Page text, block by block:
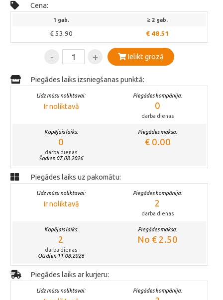
Cena:
1 gab.
€ 53.90
≥ 2 gab.
€ 48.51
- + Ielikt grozā
Piegādes laiks izsniegšanas punktā:
Līdz mūsu noliktavai:
Ir noliktavā
Piegādes kompānija:
0
darba dienas
Kopējais laiks:
0
darba dienas
Šodien 07.08.2026
Piegādes maksa:
€ 0.00
Piegādes laiks uz pakomātu:
Līdz mūsu noliktavai:
Ir noliktavā
Piegādes kompānija:
2
darba dienas
Kopējais laiks:
2
darba dienas
Otrdien 11.08.2026
Piegādes maksa:
No € 2.50
Piegādes laiks ar kurjeru:
Līdz mūsu noliktavai: Piegādes kompānija: